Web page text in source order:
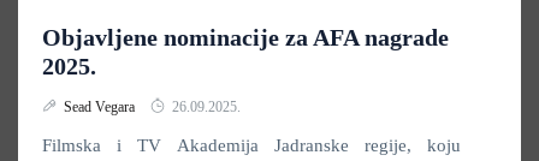
Objavljene nominacije za AFA nagrade
2025.
Sead Vegara 26.09.2025.
Filmska i TV Akademija Jadranske regije, koju